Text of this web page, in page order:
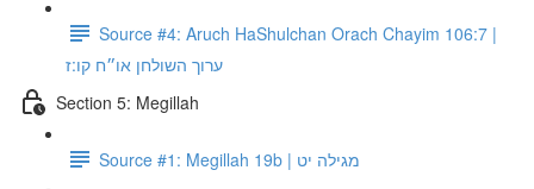
Source #4: Aruch HaShulchan Orach Chayim 106:7 |
ערוך השולחן או״ח קו:ז
Section 5: Megillah
Source #1: Megillah 19b | מגילה יט